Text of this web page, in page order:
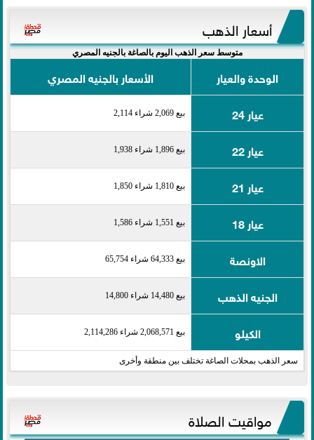
أسعار الذهب
متوسط سعر الذهب اليوم بالصاغة بالجنيه المصري
الوحدة والعيار
الأسعار بالجنيه المصري
عيار 24
بيع 2,069 شراء 2,114
عيار 22 بيع 1,896 شراء 1,938
عيار 21 بيع 1,810 شراء 1,850
عيار 18 بيع 1,551 شراء 1,586
الاونصة بيع 64,333 شراء 65,754
الجنيه الذهب بيع 14,480 شراء 14,800
الكيلو بيع 2,068,571 شراء 2,114,286
سعر الذهب بمحلات الصاغة تختلف بين منطقة وأخرى
مواقيت الصلاة